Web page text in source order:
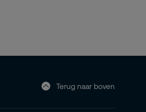
Terug naar boven